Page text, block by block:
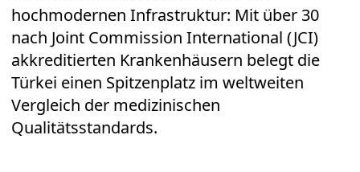
hochmodernen Infrastruktur: Mit über 30
nach Joint Commission International (JCI)
akkreditierten Krankenhäusern belegt die
Türkei einen Spitzenplatz im weltweiten
Vergleich der medizinischen
Qualitätsstandards.